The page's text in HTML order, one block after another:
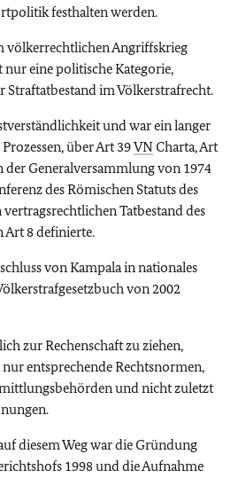
festhalten werden.
völkerrechtlichen Angriffskrieg
nur eine politische Kategorie,
Straftatbestand im Völkerstrafrecht.
und war ein langer
über Art 39VNCharta, Art
der Generalversammlung von 1974
des Römischen Statuts des
vertragsrechtlichen Tatbestand des
Art 8 definierte.
von Kampala in nationales
von 2002
zur Rechenschaft zu ziehen,
entsprechende Rechtsnormen,
und nicht zuletzt
diesem Weg war die Gründung
1998 und die Aufnahme